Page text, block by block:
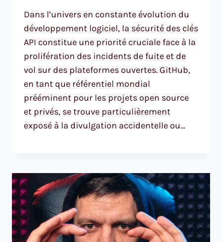
Dans l’univers en constante évolution du
développement logiciel, la sécurité des clés
API constitue une priorité cruciale face à la
prolifération des incidents de fuite et de
vol sur des plateformes ouvertes. GitHub,
en tant que référentiel mondial
prééminent pour les projets open source
et privés, se trouve particulièrement
exposé à la divulgation accidentelle ou…